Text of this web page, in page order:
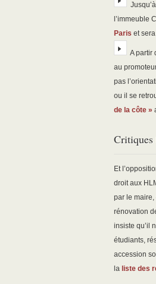
l’immeuble
Paris et
A partir
au
pas
ou il se
de la côte »
Critiques
Et
droit aux
par le
rénovation
insiste qu’il
étudiants,
accession
la liste des